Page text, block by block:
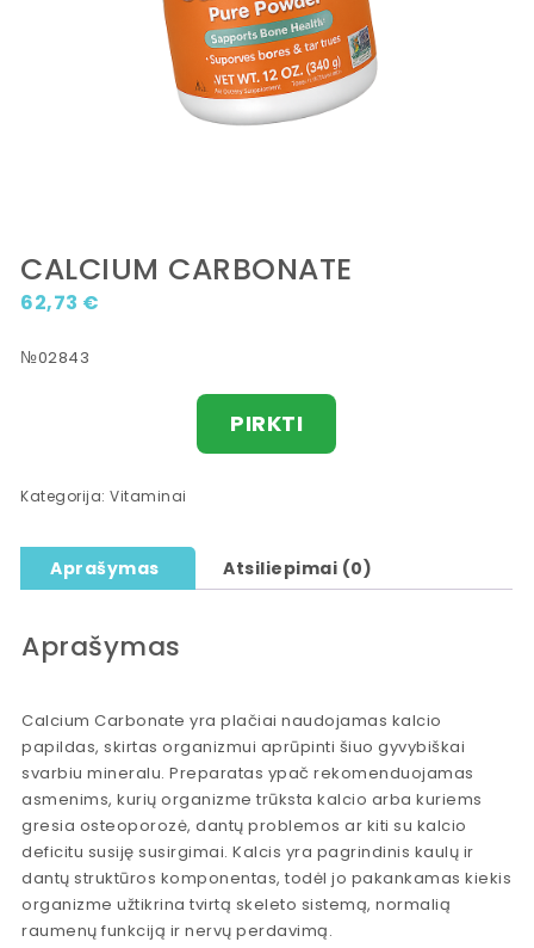
CALCIUM CARBONATE
62,73 €
№02843
PIRKTI
Kategorija:Vitaminai
Aprašymas Atsiliepimai (0)
Aprašymas
Calcium Carbonate yra plačiai naudojamas kalcio
papildas, skirtas organizmui aprūpinti šiuo gyvybiškai
svarbiu mineralu. Preparatas ypač rekomenduojamas
asmenims, kurių organizme trūksta kalcio arba kuriems
gresia osteoporozė, dantų problemos ar kiti su kalcio
deficitu susiję susirgimai. Kalcis yra pagrindinis kaulų ir
dantų struktūros komponentas, todėl jo pakankamas kiekis
organizme užtikrina tvirtą skeleto sistemą, normalią
raumenų funkciją ir nervų perdavimą.